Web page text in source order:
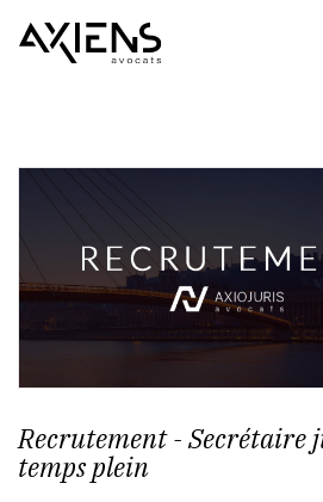
Recrutement - Secrétaire
temps plein